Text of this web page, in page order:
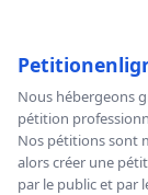
Nous hébergeons
pétition
Nos pétitions sont
alors créer une
par le public et par